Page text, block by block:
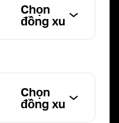
Chọn
đồng xu
Chọn
đồng xu